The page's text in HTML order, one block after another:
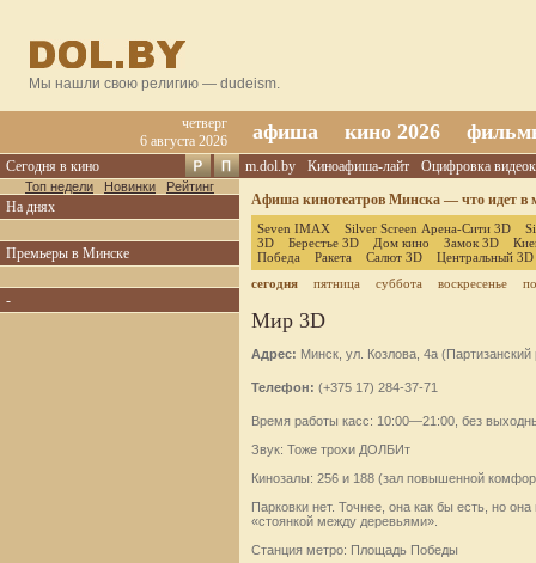
Мы нашли свою религию — dudeism.
четверг
6 августа 2026
афиша кино 2026
Сегодня в кино
Топ недели Новинки Рейтинг
На днях
Премьеры в Минске
-
m.dol.by Киноафиша-лайт
Оцифровка
Афиша кинотеатров Минска — что идет в
Seven IMAX Silver Screen Арена-Сити 3D
3D
Берестье 3D Дом кино Замок 3D
Победа
Ракета Салют 3D
Центральный 3D
сегодня
пятница суббота воскресенье
Мир 3D
Адрес: Минск, ул. Козлова, 4а (Партизанский
Телефон: (+375 17) 284-37-71
Время работы касс: 10:00—21:00, без
Звук: Тоже трохи ДОЛБИт
Кинозалы: 256 и 188 (зал повышенной
Парковки нет. Точнее, она как бы есть, но
«стоянкой между деревьями».
Станция метро: Площадь Победы